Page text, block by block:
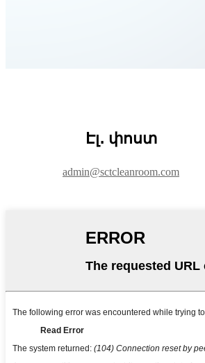
Էլ․ փոստ
admin@sctcleanroom.com